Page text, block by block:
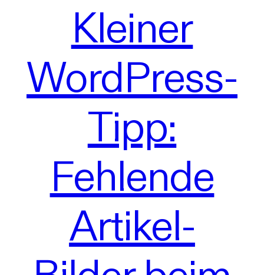
Kleiner
WordPress-
Tipp:
Fehlende
Artikel-